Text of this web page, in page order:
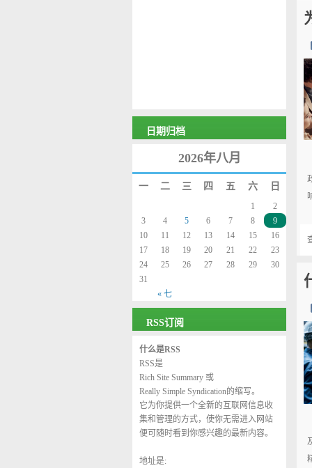
日期归档
2026年八月
一 二 三 四 五 六 日
« 七
1
2
3
4 5 6 7 8
9
10
11 12 13 14 15
16
17
18 19 20 21 22
23
24
25 26 27 28 29
30
31
RSS订阅
什么是RSS
RSS是
Rich Site Summary 或
Really Simple Syndication的缩写。
它为你提供一个全新的互联网信息收
集和管理的方式，使你无需进入网站
便可随时看到你感兴趣的最新内容。
地址是: